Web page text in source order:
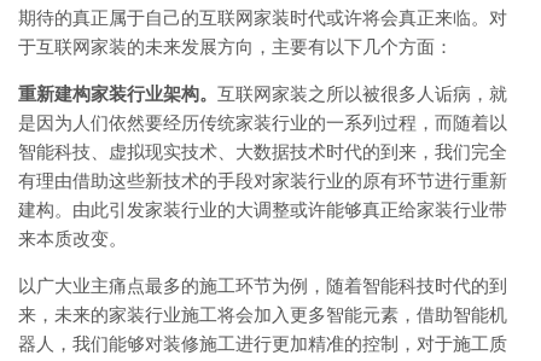
期待的真正属于自己的互联网家装时代或许将会真正来临。对
于互联网家装的未来发展方向，主要有以下几个方面：
重新建构家装行业架构。 互联网家装之所以被很多人诟病，就
是因为人们依然要经历传统家装行业的一系列过程，而随着以
智能科技、虚拟现实技术、大数据技术时代的到来，我们完全
有理由借助这些新技术的手段对家装行业的原有环节进行重新
建构。由此引发家装行业的大调整或许能够真正给家装行业带
来本质改变。
以广大业主痛点最多的施工环节为例，随着智能科技时代的到
来，未来的家装行业施工将会加入更多智能元素，借助智能机
器人，我们能够对装修施工进行更加精准的控制，对于施工质